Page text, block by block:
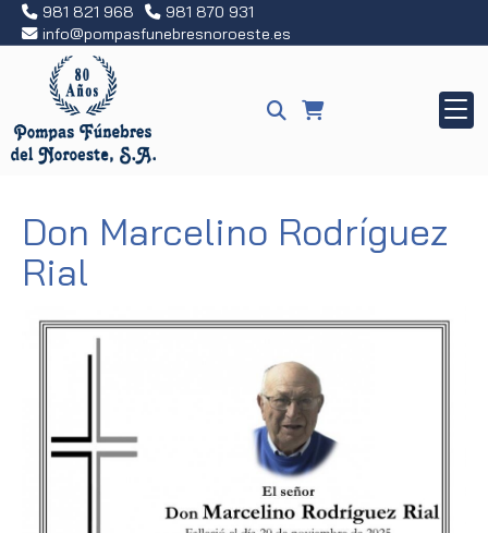
981 821 968
981 870 931
info
pompasfunebresnoroeste.es
Don Marcelino Rodríguez
Rial